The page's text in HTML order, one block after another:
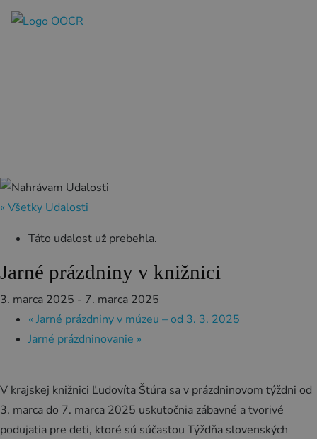
Zvolen
Kremnica
Krupina
Infocentrá
Zážitky
História a kultúra
Šport a aktívny oddych
Gastronómia
« Všetky Udalosti
Táto udalosť už prebehla.
Jarné prázdniny v knižnici
3. marca 2025 - 7. marca 2025
« Jarné prázdniny v múzeu – od 3. 3. 2025
Jarné prázdninovanie »
V krajskej knižnici Ľudovíta Štúra sa v prázdninovom týždni od
3. marca do 7. marca 2025 uskutočnia zábavné a tvorivé
podujatia pre deti, ktoré sú súčasťou Týždňa slovenských